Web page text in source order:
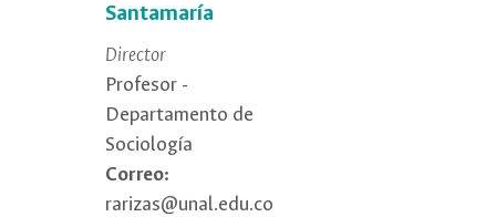
Santamaría
Director
Profesor -
Departamento de
Sociología
Correo:
rarizas@unal.edu.co